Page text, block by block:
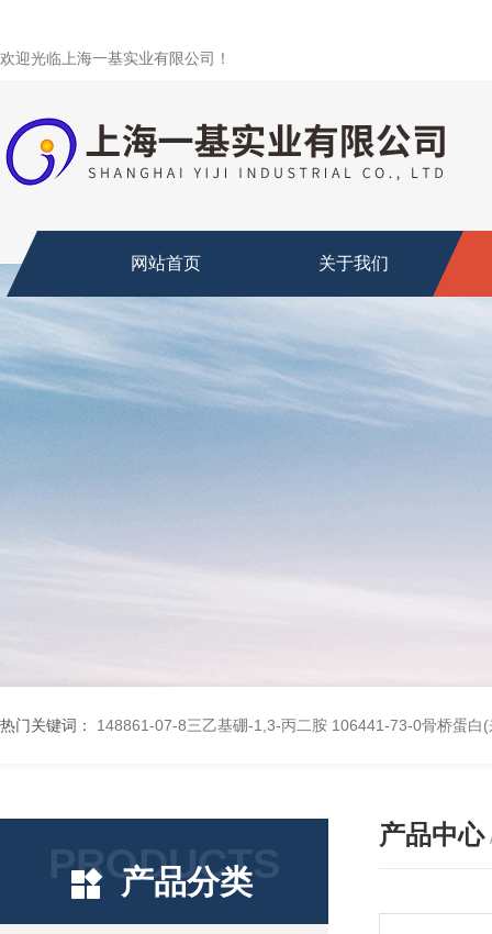
欢迎光临上海一基实业有限公司！
网站首页 关于我们
热门关键词： 148861-07-8三乙基硼-1,3-丙二胺 106441-73-0骨桥蛋白
PRODUCTS
产品分类
产品中心